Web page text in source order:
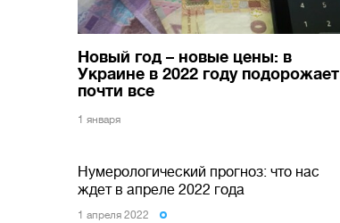
Новый год – новые цены: в
Украине в 2022 году подорожает
почти все
1 января
Нумерологический прогноз: что нас
ждет в апреле 2022 года
1 апреля 2022